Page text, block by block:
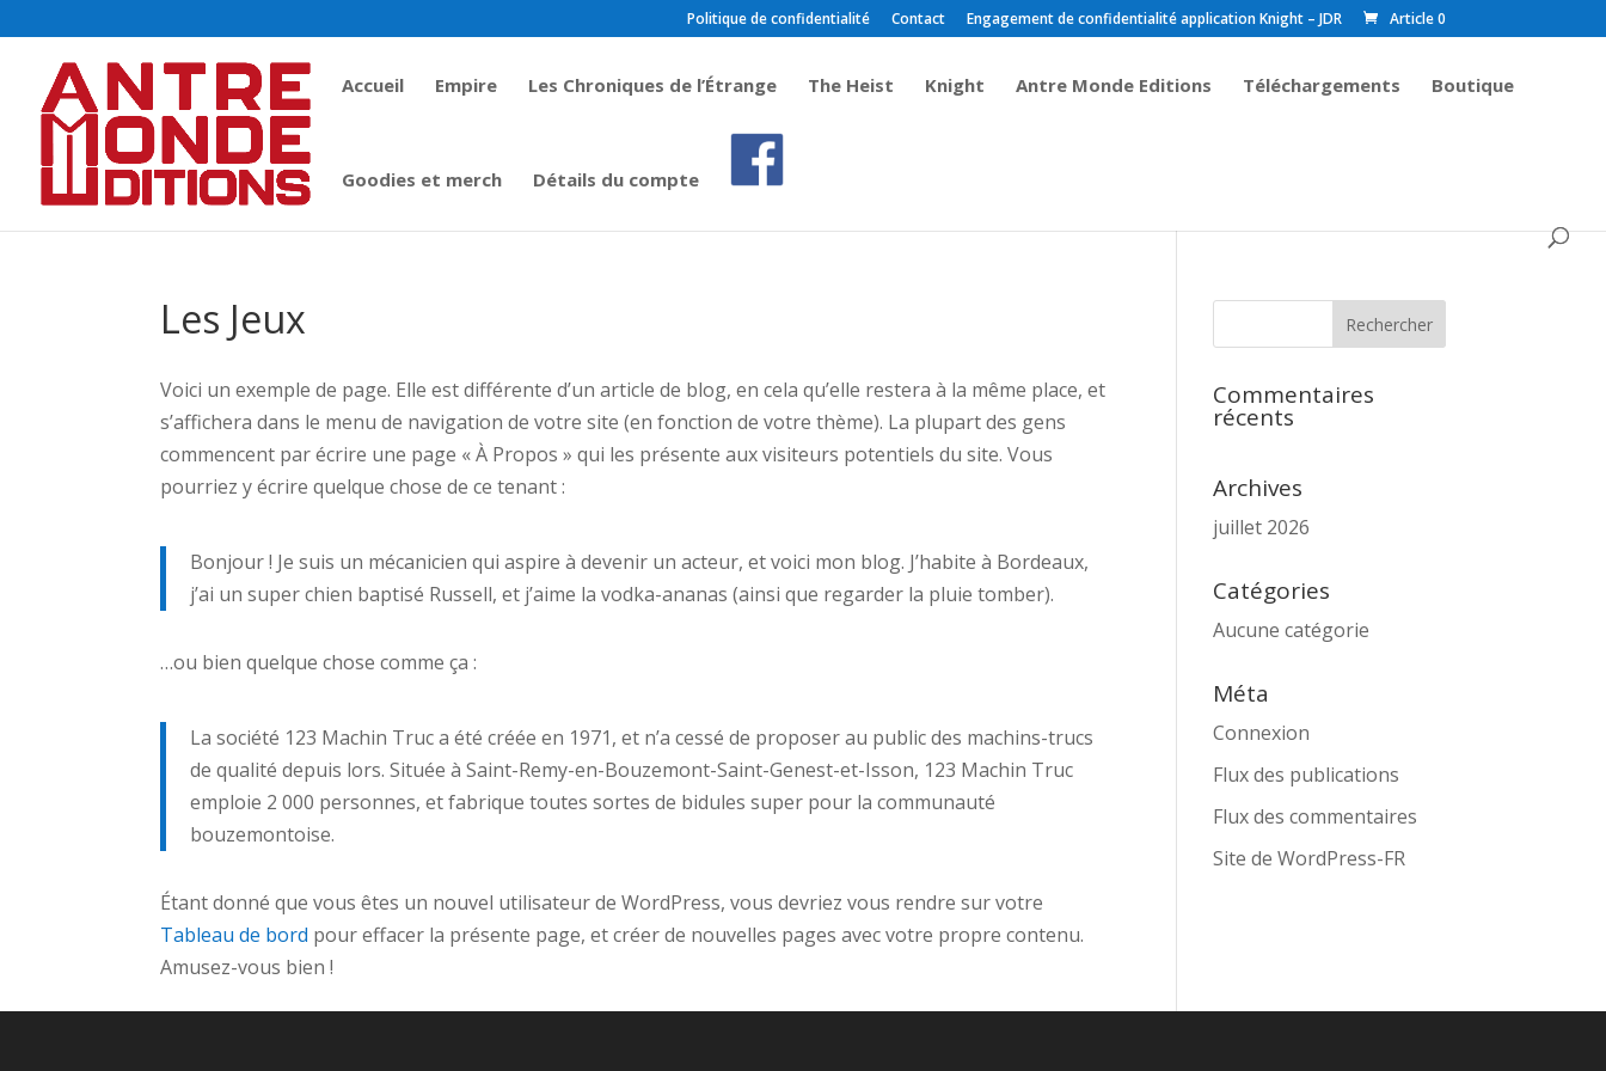
Politique de confidentialité Contact Engagement de confidentialité application Knight – JDR Article 0
Accueil Empire Les Chroniques de l’Étrange The Heist Knight Antre Monde Editions Téléchargements Boutique
Goodies et merch Détails du compte
Les Jeux
Voici un exemple de page. Elle est différente d’un article de blog, en cela qu’elle restera à la même place, et
s’affichera dans le menu de navigation de votre site (en fonction de votre thème). La plupart des gens
commencent par écrire une page « À Propos » qui les présente aux visiteurs potentiels du site. Vous
pourriez y écrire quelque chose de ce tenant :
Bonjour ! Je suis un mécanicien qui aspire à devenir un acteur, et voici mon blog. J’habite à Bordeaux,
j’ai un super chien baptisé Russell, et j’aime la vodka-ananas (ainsi que regarder la pluie tomber).
…ou bien quelque chose comme ça :
La société 123 Machin Truc a été créée en 1971, et n’a cessé de proposer au public des machins-trucs
de qualité depuis lors. Située à Saint-Remy-en-Bouzemont-Saint-Genest-et-Isson, 123 Machin Truc
emploie 2 000 personnes, et fabrique toutes sortes de bidules super pour la communauté
bouzemontoise.
Étant donné que vous êtes un nouvel utilisateur de WordPress, vous devriez vous rendre sur votre
Tableau de bord pour effacer la présente page, et créer de nouvelles pages avec votre propre contenu.
Amusez-vous bien !
Commentaires
récents
Archives
juillet 2026
Catégories
Aucune catégorie
Méta
Connexion
Flux des publications
Flux des commentaires
Site de WordPress-FR